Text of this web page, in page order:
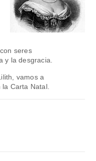
seres
y la desgracia.
vamos a
Carta Natal.